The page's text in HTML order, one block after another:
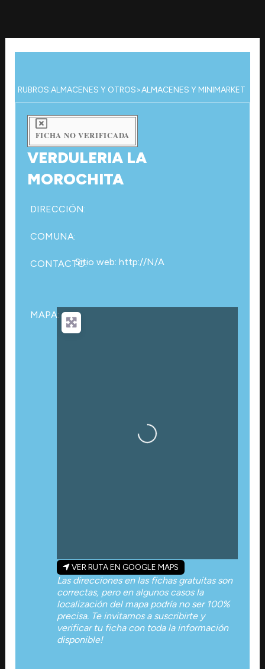
contenido
RUBROS:ALMACENES Y OTROS>ALMACENES Y MINIMARKET
FICHA NO VERIFICADA
VERDULERIA LA
MOROCHITA
DIRECCIÓN:
COMUNA:
CONTACTO:Sitio web: http://N/A
MAPA:
Cargando…
VER RUTA EN GOOGLE MAPS
Las direcciones en las fichas gratuitas son
correctas, pero en algunos casos la
localización del mapa podría no ser 100%
precisa. Te invitamos a suscribirte y
verificar tu ficha con toda la información
disponible!